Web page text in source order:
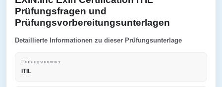
Prüfungsfragen und
Prüfungsvorbereitungsunterlagen
Detaillierte Informationen zu dieser Prüfungsunterlage
Prüfungsnummer
ITIL